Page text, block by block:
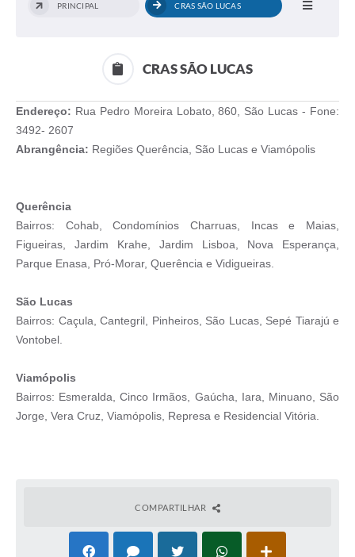
PRINCIPAL CRAS SÃO LUCAS
CRAS SÃO LUCAS
Endereço: Rua Pedro Moreira Lobato, 860, São Lucas - Fone:
3492- 2607
Abrangência: Regiões Querência, São Lucas e Viamópolis
Querência
Bairros: Cohab, Condomínios Charruas, Incas e Maias,
Figueiras, Jardim Krahe, Jardim Lisboa, Nova Esperança,
Parque Enasa, Pró-Morar, Querência e Vidigueiras.
São Lucas
Bairros: Caçula, Cantegril, Pinheiros, São Lucas, Sepé Tiarajú e
Vontobel.
Viamópolis
Bairros: Esmeralda, Cinco Irmãos, Gaúcha, Iara, Minuano, São
Jorge, Vera Cruz, Viamópolis, Represa e Residencial Vitória.
COMPARTILHAR